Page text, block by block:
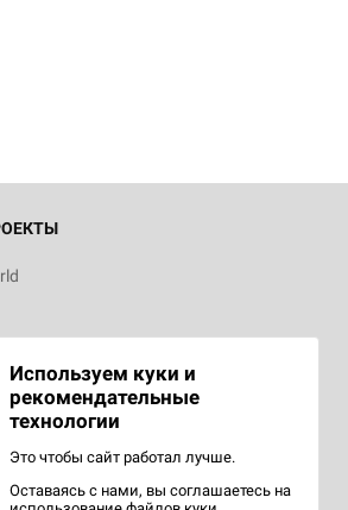
Используем куки и
рекомендательные
технологии
Это чтобы сайт работал лучше.
Оставаясь с нами, вы соглашаетесь на